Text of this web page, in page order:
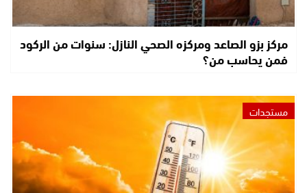
مركز بزو الصاعد ومركزه الصحي النازل: سنوات من الركود
فمن يحاسب من؟
مستجدات